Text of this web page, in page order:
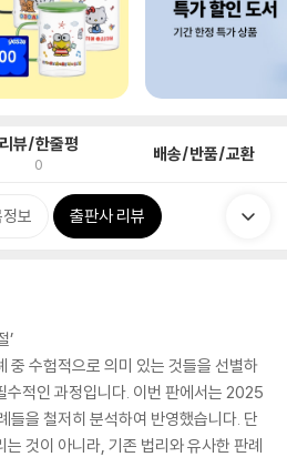
리뷰/한줄평
0 배송/반품/교환
보 출판사 리뷰
’
중 수험적으로 의미 있는 것들을 선별하
수적인 과정입니다. 이번 판에서는 2025
들을 철저히 분석하여 반영했습니다. 단
것이 아니라, 기존 법리와 유사한 판례